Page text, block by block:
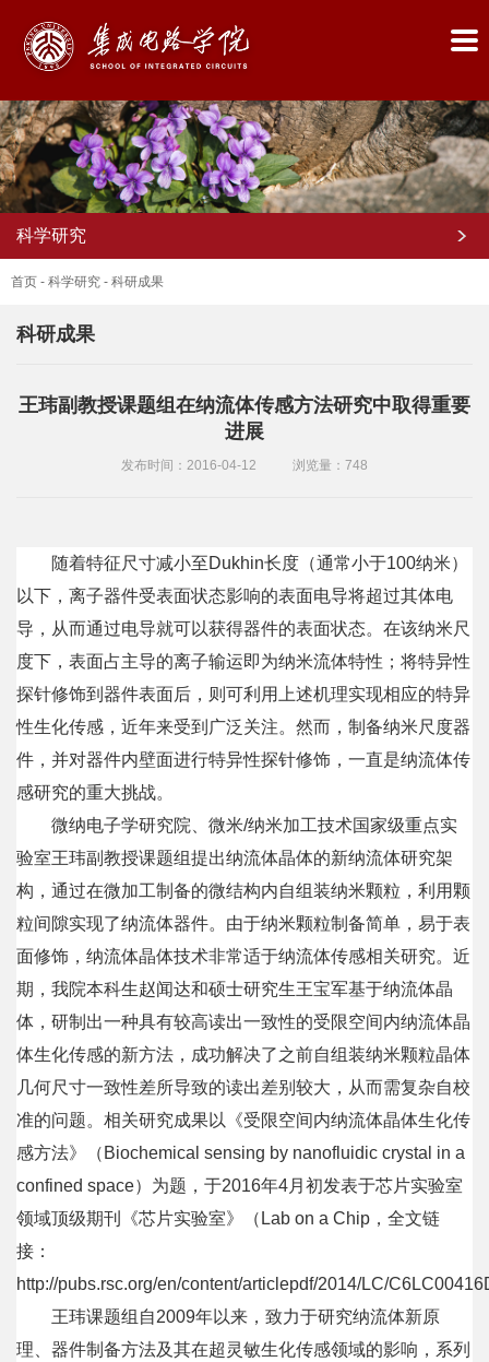
页
系
所
心
师
资
队
伍
科
学
研
究
党
思
政
科学研究
首页 - 科学研究 - 科研成果
科研成果
王玮副教授课题组在纳流体传感方法研究中取得重要
进展
发布时间：2016-04-12 浏览量： 748
随着特征尺寸减小至Dukhin长度（通常小于100纳米）
以下，离子器件受表面状态影响的表面电导将超过其体电
导，从而通过电导就可以获得器件的表面状态。在该纳米尺
度下，表面占主导的离子输运即为纳米流体特性；将特异性
探针修饰到器件表面后，则可利用上述机理实现相应的特异
性生化传感，近年来受到广泛关注。然而，制备纳米尺度器
件，并对器件内壁面进行特异性探针修饰，一直是纳流体传
感研究的重大挑战。
微纳电子学研究院、微米/纳米加工技术国家级重点实
验室王玮副教授课题组提出纳流体晶体的新纳流体研究架
构，通过在微加工制备的微结构内自组装纳米颗粒，利用颗
粒间隙实现了纳流体器件。由于纳米颗粒制备简单，易于表
面修饰，纳流体晶体技术非常适于纳流体传感相关研究。近
期，我院本科生赵闻达和硕士研究生王宝军基于纳流体晶
体，研制出一种具有较高读出一致性的受限空间内纳流体晶
体生化传感的新方法，成功解决了之前自组装纳米颗粒晶体
几何尺寸一致性差所导致的读出差别较大，从而需复杂自校
准的问题。相关研究成果以《受限空间内纳流体晶体生化传
感方法》（ Biochemical sensing by nanofluidic crystal in a
confined space）为题，于2016年4月初发表于芯片实验室
领域顶级期刊《芯片实验室》（ Lab on a Chip ，全文链
接：
http://pubs.rsc.org/en/content/articlepdf/2014/LC/
王玮课题组自2009年以来，致力于研究纳流体新原
理、器件制备方法及其在超灵敏生化传感领域的影响，系列